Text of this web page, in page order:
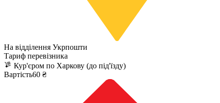
На відділення Укрпошти
Тариф перевізника
Кур'єром по Харкову (до під'їзду)
Вартість60 ₴